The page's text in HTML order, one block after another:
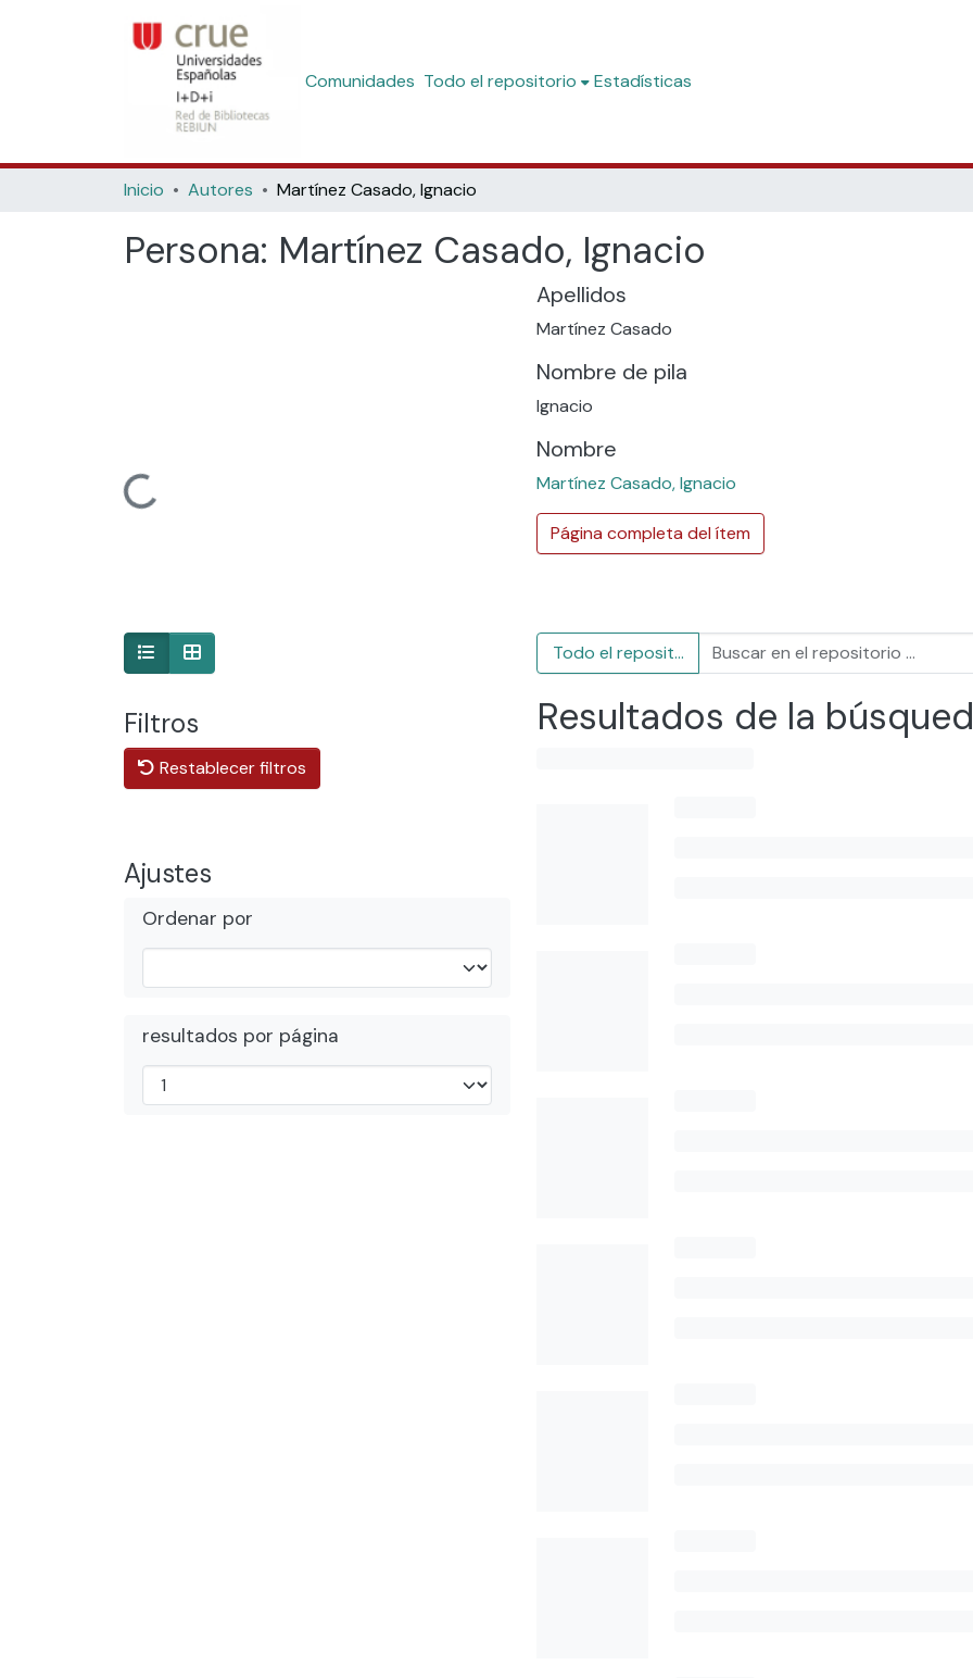
Comunidades Todo el repositorio Estadísticas
Inicio Autores Martínez Casado, Ignacio
Persona: Martínez Casado, Ignacio
Cargando...
Apellidos
Martínez Casado
Nombre de pila
Ignacio
Nombre
Martínez Casado, Ignacio
Página completa del ítem
Filtros
Restablecer filtros
Ajustes
Ordenar por
resultados por página
Todo el repositorio
Resultados de la